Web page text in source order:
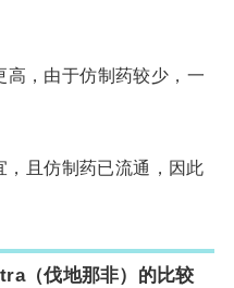
，由于仿制药较少，一
且仿制药已流通，因此
（伐地那非）的比较